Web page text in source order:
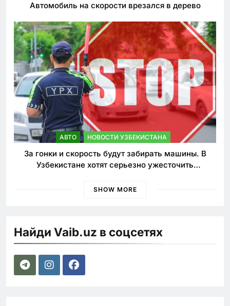
Автомобиль на скорости врезался в дерево
АВТО НОВОСТИ УЗБЕКИСТАНА
За гонки и скорость будут забирать машины. В
Узбекистане хотят серьезно ужесточить
SHOW MORE
Найди Vaib.uz в соцсетях